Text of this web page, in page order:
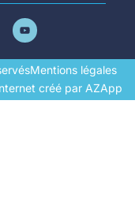
Mentions légales
créé par AZApp